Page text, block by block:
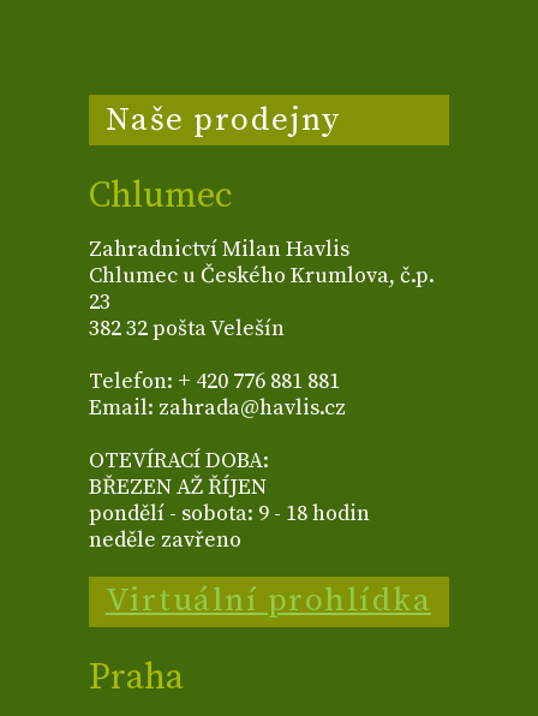
Naše prodejny
Chlumec
Zahradnictví Milan Havlis
Chlumec u Českého Krumlova, č.p.
23
382 32 pošta Velešín
Telefon: + 420 776 881 881
Email: zahrada@havlis.cz
OTEVÍRACÍ DOBA:
BŘEZEN AŽ ŘÍJEN
pondělí - sobota: 9 - 18 hodin
neděle zavřeno
Virtuální prohlídka
Praha